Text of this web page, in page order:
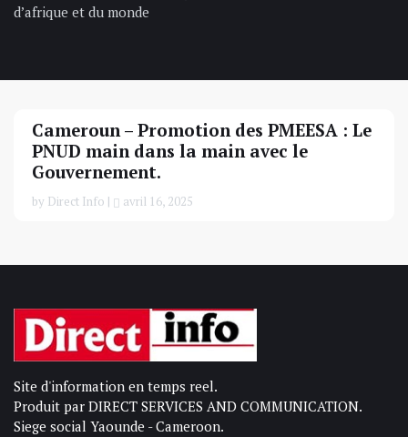
d’afrique et du monde
Cameroun – Promotion des PMEESA : Le
PNUD main dans la main avec le
Gouvernement.
by Direct Info | avril 16, 2025
Site d'information en temps reel.
Produit par DIRECT SERVICES AND COMMUNICATION.
Siege social Yaounde - Cameroon.